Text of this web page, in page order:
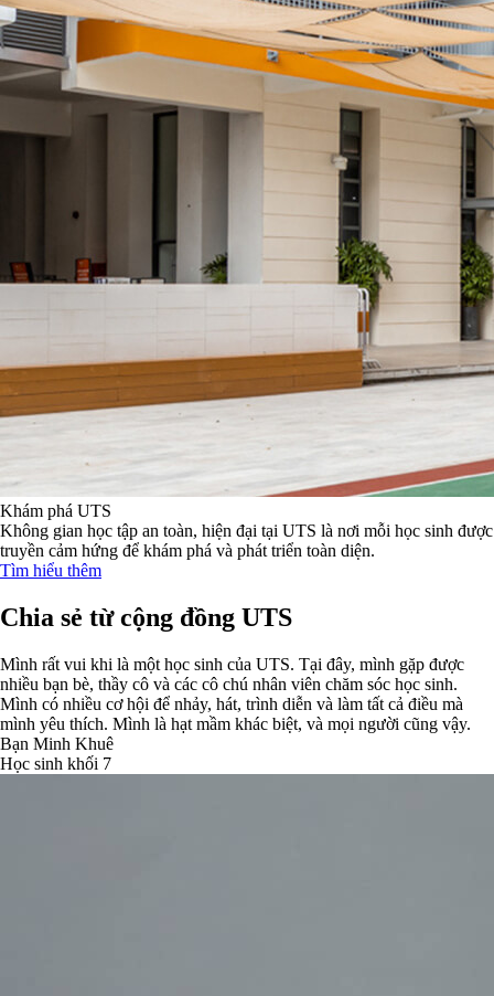
Khám phá UTS
Không gian học tập an toàn, hiện đại tại UTS là nơi mỗi học sinh được
truyền cảm hứng để khám phá và phát triển toàn diện.
Tìm hiểu thêm
Chia sẻ từ cộng đồng UTS
Mình rất vui khi là một học sinh của UTS. Tại đây, mình gặp được
nhiều bạn bè, thầy cô và các cô chú nhân viên chăm sóc học sinh.
Mình có nhiều cơ hội để nhảy, hát, trình diễn và làm tất cả điều mà
mình yêu thích. Mình là hạt mầm khác biệt, và mọi người cũng vậy.
Bạn Minh Khuê
Học sinh khối 7